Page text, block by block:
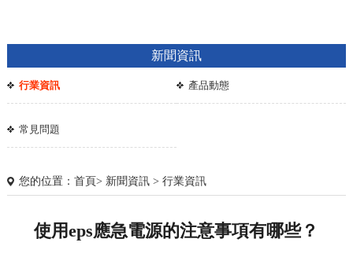
新聞資訊
行業資訊 產品動態
常見問題
您的位置： 首頁> 新聞資訊> 行業資訊
使用eps應急電源的注意事項有哪些？